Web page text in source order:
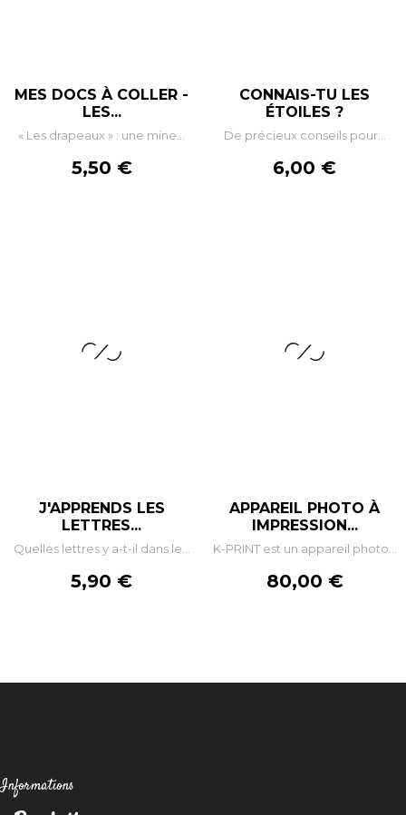
MES DOCS À COLLER -
LES...
« Les drapeaux » : une mine...
Prix
5,50 €
CONNAIS-TU LES
ÉTOILES ?
De précieux conseils pour...
Prix
6,00 €
J'APPRENDS LES
LETTRES...
Quelles lettres y a-t-il dans le...
Prix
5,90 €
APPAREIL PHOTO À
IMPRESSION...
K-PRINT est un appareil photo...
Prix
80,00 €
Informations